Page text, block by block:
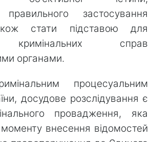
правильного застосування
стати підставою для
кримінальних справ
органами.
процесуальним
досудове розслідування є
провадження, яка
внесення відомостей